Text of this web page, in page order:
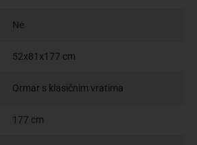
Ne
52x81x177 cm
Ormar s klasičnim vratima
177 cm